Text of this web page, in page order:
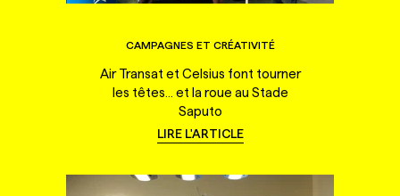
CAMPAGNES ET CRÉATIVITÉ
Air Transat et Celsius font tourner
les têtes... et la roue au Stade
Saputo
LIRE L'ARTICLE